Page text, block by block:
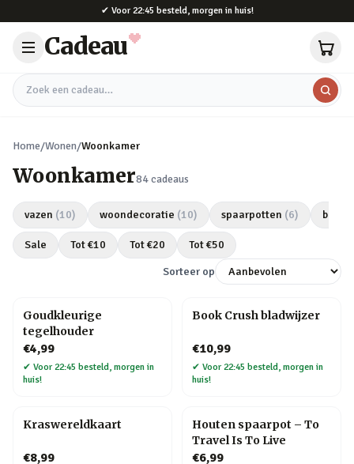
✔ Voor 22:45 besteld, morgen in huis!
Cadeau
Zoek een cadeau
Home/Wonen/Woonkamer
Woonkamer84cadeaus
vazen (10) woondecoratie (10) spaarpotten (6)
Sale Tot €10 Tot €20 Tot €50
Sorteer op
Goudkleurige
tegelhouder
€4,99
✔ Voor 22:45 besteld, morgen in
huis!
Book Crush bladwijzer
€10,99
✔ Voor 22:45 besteld, morgen in
huis!
Kraswereldkaart
€8,99
Houten spaarpot – To
Travel Is To Live
€6,99